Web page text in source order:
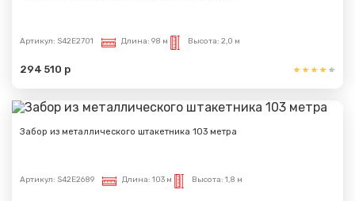
Артикул: S42E2701 Длина: 98 м Высота: 2,0 м
294 510 р
Забор из металлического штакетника 103 метра
Артикул: S42E2689 Длина: 103 м Высота: 1,8 м